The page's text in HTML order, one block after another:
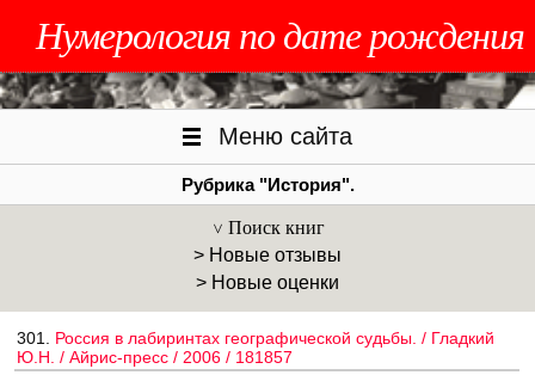
Нумерология по дате рождения
Меню сайта
Рубрика "История".
Поиск книг
> Новые отзывы
> Новые оценки
301. Россия в лабиринтах географической судьбы. / Гладкий
Ю.Н. / Айрис-пресс / 2006 / 181857